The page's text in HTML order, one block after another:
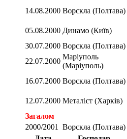
14.08.2000 Ворскла (Полтава)
05.08.2000 Динамо (Київ)
30.07.2000 Ворскла (Полтава)
22.07.2000
Маріуполь
(Маріуполь)
16.07.2000 Ворскла (Полтава)
12.07.2000 Металіст (Харків)
Загалом
2000/2001
Ворскла (Полтава)